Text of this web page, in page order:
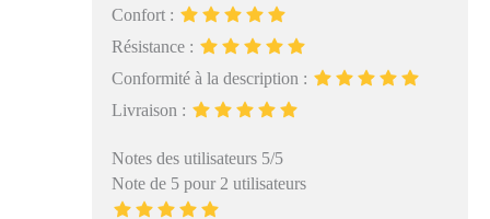
Confort :
Résistance :
Conformité à la description :
Livraison :
Notes des utilisateurs 5/5
Note de 5 pour 2 utilisateurs